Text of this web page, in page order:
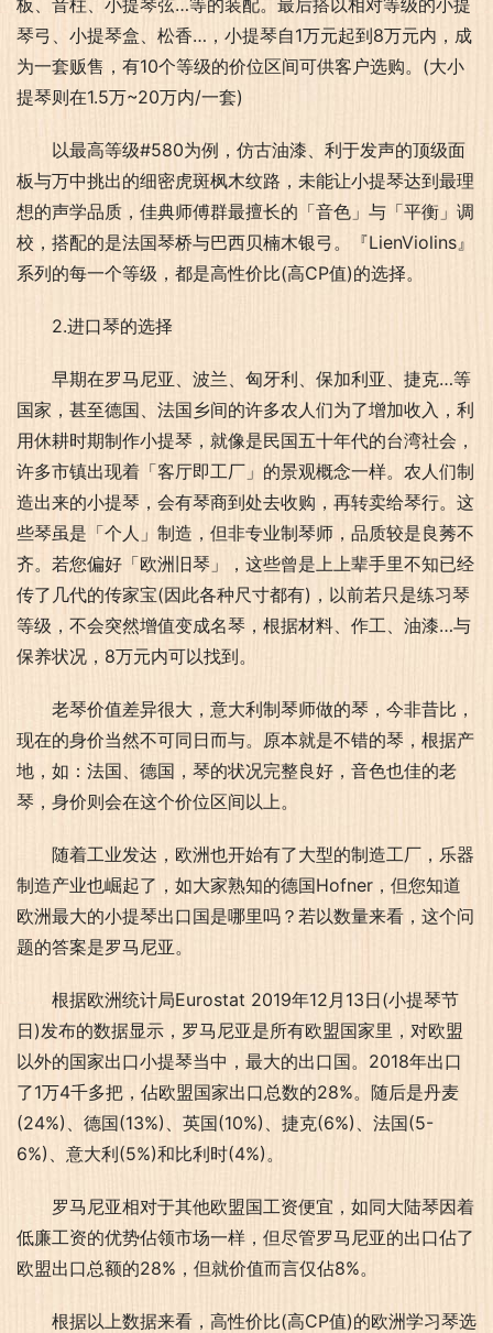
板、音柱、小提琴弦…等的装配。最后搭以相对等级的小提
琴弓、小提琴盒、松香…，小提琴自1万元起到8万元内，成
为一套贩售，有10个等级的价位区间可供客户选购。(大小
提琴则在1.5万~20万内/一套)
以最高等级#580为例，仿古油漆、利于发声的顶级面
板与万中挑出的细密虎斑枫木纹路，未能让小提琴达到最理
想的声学品质，佳典师傅群最擅长的「音色」与「平衡」调
校，搭配的是法国琴桥与巴西贝楠木银弓。『LienViolins』
系列的每一个等级，都是高性价比(高CP值)的选择。
2.进口琴的选择
早期在罗马尼亚、波兰、匈牙利、保加利亚、捷克…等
国家，甚至德国、法国乡间的许多农人们为了增加收入，利
用休耕时期制作小提琴，就像是民国五十年代的台湾社会，
许多市镇出现着「客厅即工厂」的景观概念一样。农人们制
造出来的小提琴，会有琴商到处去收购，再转卖给琴行。这
些琴虽是「个人」制造，但非专业制琴师，品质较是良莠不
齐。若您偏好「欧洲旧琴」，这些曾是上上辈手里不知已经
传了几代的传家宝(因此各种尺寸都有)，以前若只是练习琴
等级，不会突然增值变成名琴，根据材料、作工、油漆…与
保养状况，8万元内可以找到。
老琴价值差异很大，意大利制琴师做的琴，今非昔比，
现在的身价当然不可同日而与。原本就是不错的琴，根据产
地，如：法国、德国，琴的状况完整良好，音色也佳的老
琴，身价则会在这个价位区间以上。
随着工业发达，欧洲也开始有了大型的制造工厂，乐器
制造产业也崛起了，如大家熟知的德国Hofner，但您知道
欧洲最大的小提琴出口国是哪里吗？若以数量来看，这个问
题的答案是罗马尼亚。
根据欧洲统计局Eurostat 2019年12月13日(小提琴节
日)发布的数据显示，罗马尼亚是所有欧盟国家里，对欧盟
以外的国家出口小提琴当中，最大的出口国。2018年出口
了1万4千多把，佔欧盟国家出口总数的28%。随后是丹麦
(24%)、德国(13%)、英国(10%)、捷克(6%)、法国(5-
6%)、意大利(5%)和比利时(4%)。
罗马尼亚相对于其他欧盟国工资便宜，如同大陆琴因着
低廉工资的优势佔领市场一样，但尽管罗马尼亚的出口佔了
欧盟出口总额的28%，但就价值而言仅佔8%。
根据以上数据来看，高性价比(高CP值)的欧洲学习琴选